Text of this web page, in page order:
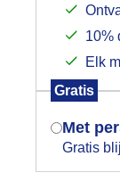
10%
Elk
Gratis
Met
Gratis
Indien
je